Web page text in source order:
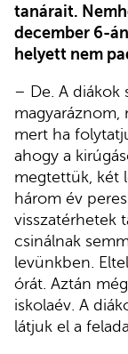
tanárait.
december 6-
helyett nem
– De. A diákok
magyaráznom,
mert ha
ahogy a
megtettük, két
három év
visszatérhetek
csinálnak
levünkben.
órát. Aztán
iskolaév. A
látjuk el a